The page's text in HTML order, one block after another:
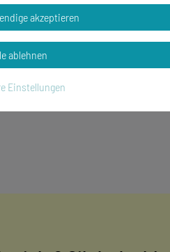
zzgl. Versandkosten
akzeptieren
ablehnen
Einstellungen